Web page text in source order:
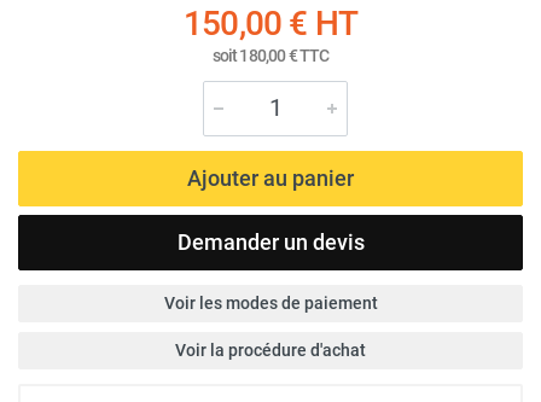
150,00 € HT
soit180,00 €TTC
Ajouter au panier
Demander un devis
Voir les modes de paiement
Voir la procédure d'achat